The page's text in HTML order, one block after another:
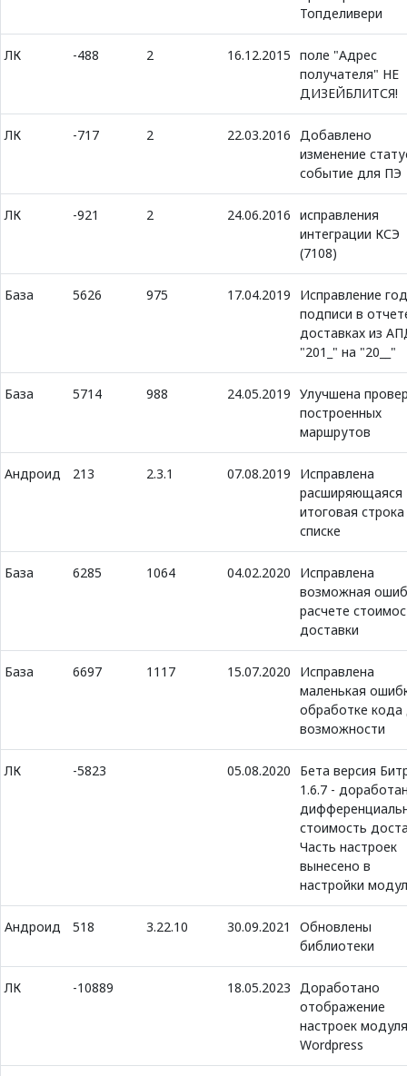
Топделивери
ЛК -488 2 16.12.2015 поле "Адрес
получателя" НЕ
ДИЗЕЙБЛИТСЯ!
ЛК -717 2 22.03.2016 Добавлено
изменение
событие для ПЭ
ЛК -921 2 24.06.2016 исправления
интеграции КСЭ
(7108)
База 5626 975 17.04.2019
Исправление
подписи в
доставках из
"201_" на "20__"
База 5714 988 24.05.2019 Улучшена
построенных
маршрутов
Андроид 213 2.3.1 07.08.2019
Исправлена
расширяющаяся
итоговая
списке
База 6285 1064 04.02.2020
Исправлена
возможная
расчете
доставки
База 6697 1117 15.07.2020
Исправлена
маленькая
обработке кода
возможности
ЛК -5823 05.08.2020
Бета версия
1.6.7 -
стоимость
Часть настроек
вынесено в
настройки
Андроид 518 3.22.10 30.09.2021
Обновлены
библиотеки
ЛК -10889 18.05.2023 Доработано
отображение
настроек модуля
Wordpress